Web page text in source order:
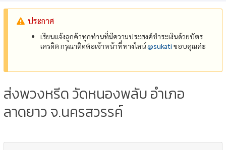
ประกาศ
เรียนแจ้งลูกค้าทุกท่านที่มีความประสงค์ชำระเงินด้วยบัตร
เครดิต กรุณาติดต่อเจ้าหน้าที่ทางไลน์@‌sukati ขอบคุณค่ะ
ส่งพวงหรีด วัดหนองพลับ อำเภอ
ลาดยาว จ.นครสวรรค์